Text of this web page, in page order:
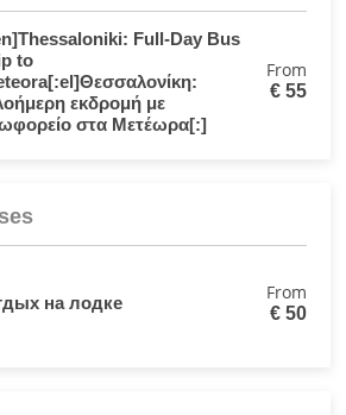
Full-Day Bus
to
εκδρομή με
στα Μετέωρα[:]
From
€ 55
на лодке From
€ 50